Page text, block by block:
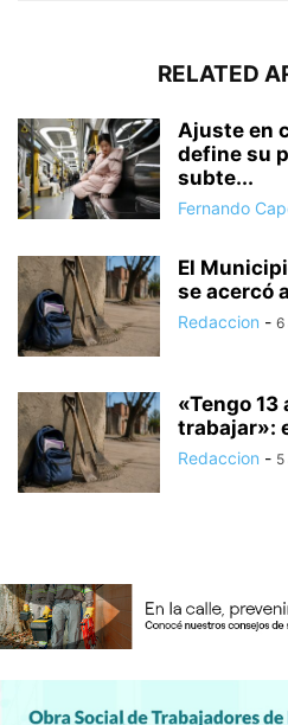
RELATED
Ajuste en
define su
subte...
Fernando
El
se acercó
Redaccion - 6
«Tengo
trabajar»:
Redaccion -